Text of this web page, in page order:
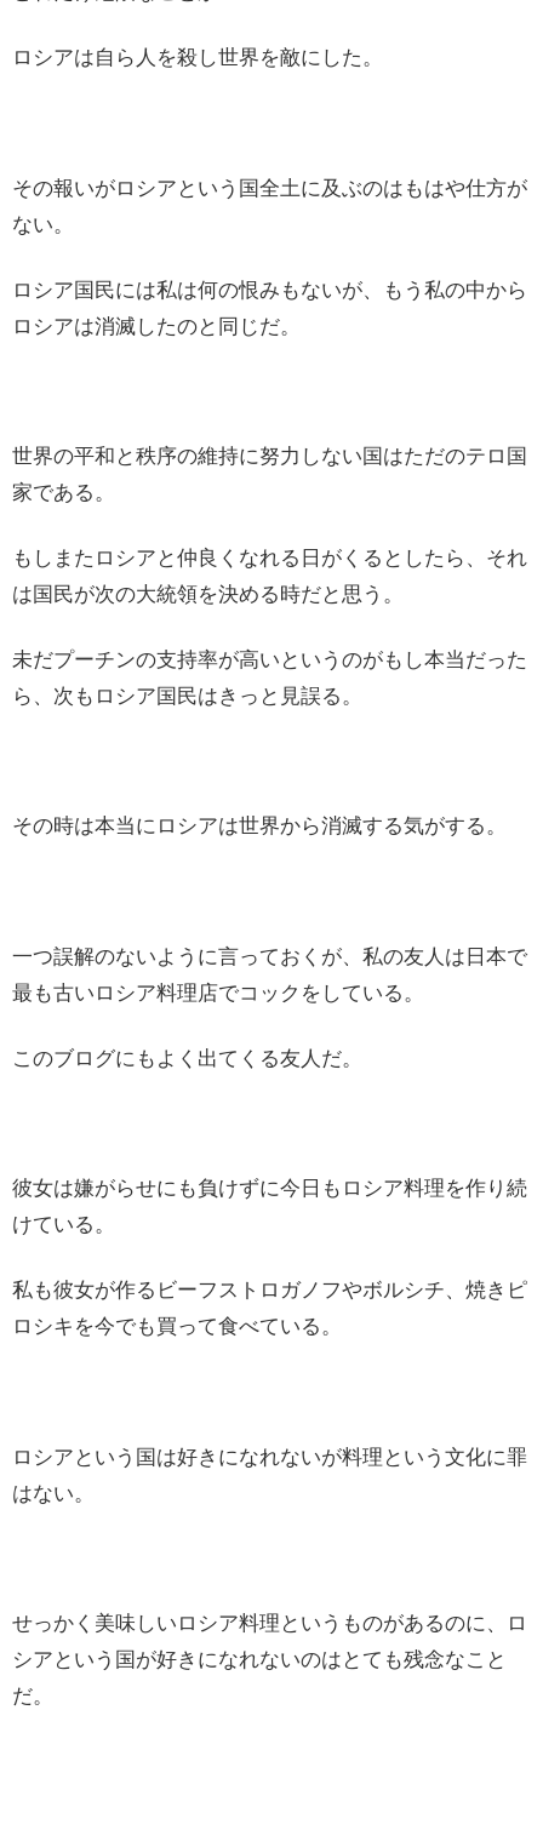
ロシアは自ら人を殺し世界を敵にした。
その報いがロシアという国全土に及ぶのはもはや仕方が
ない。
ロシア国民には私は何の恨みもないが、もう私の中から
ロシアは消滅したのと同じだ。
世界の平和と秩序の維持に努力しない国はただのテロ国
家である。
もしまたロシアと仲良くなれる日がくるとしたら、それ
は国民が次の大統領を決める時だと思う。
未だプーチンの支持率が高いというのがもし本当だった
ら、次もロシア国民はきっと見誤る。
その時は本当にロシアは世界から消滅する気がする。
一つ誤解のないように言っておくが、私の友人は日本で
最も古いロシア料理店でコックをしている。
このブログにもよく出てくる友人だ。
彼女は嫌がらせにも負けずに今日もロシア料理を作り続
けている。
私も彼女が作るビーフストロガノフやボルシチ、焼きピ
ロシキを今でも買って食べている。
ロシアという国は好きになれないが料理という文化に罪
はない。
せっかく美味しいロシア料理というものがあるのに、ロ
シアという国が好きになれないのはとても残念なこと
だ。